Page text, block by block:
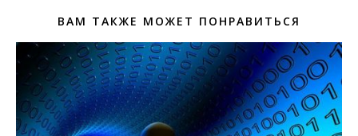
ВАМ ТАКЖЕ МОЖЕТ ПОНРАВИТЬСЯ